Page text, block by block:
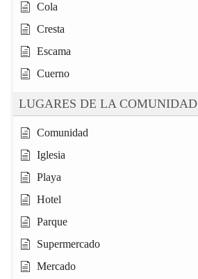
Cola
Cresta
Escama
Cuerno
LUGARES DE LA COMUNIDAD
Comunidad
Iglesia
Playa
Hotel
Parque
Supermercado
Mercado